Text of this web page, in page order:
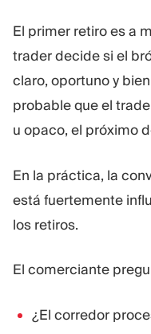
El primer retiro es a
trader decide si el
claro, oportuno y
probable que el
u opaco, el próximo
En la práctica, la
está fuertemente
los retiros.
El comerciante
¿El corredor